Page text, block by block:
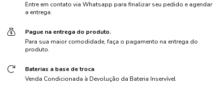
Entre em contato via Whatsapp para finalizar seu pedido e agendar
a entrega.
Pague na entrega do produto.
Para sua maior comodidade, faça o pagamento na entrega do
produto.
Baterias a base de troca
Venda Condicionada à Devolução da Bateria Inservível